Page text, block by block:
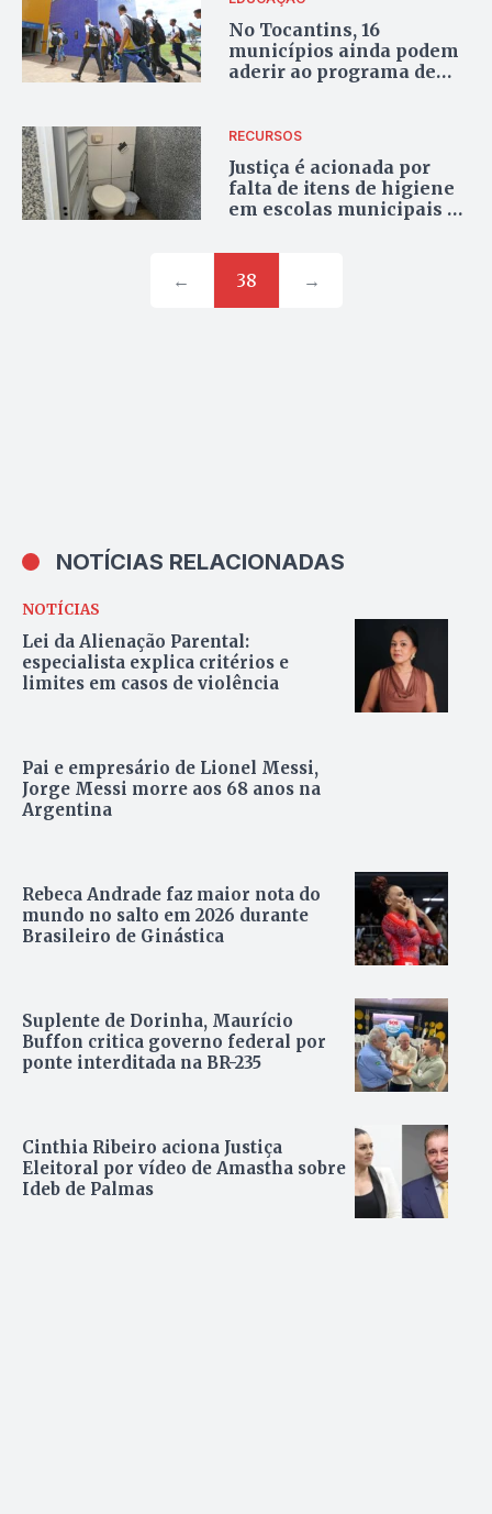
No Tocantins, 16
municípios ainda podem
aderir ao programa de
RECURSOS
Justiça é acionada por
falta de itens de higiene
em escolas municipais de
← 38 →
NOTÍCIAS RELACIONADAS
NOTÍCIAS
Lei da Alienação Parental:
especialista explica critérios e
limites em casos de violência
Pai e empresário de Lionel Messi,
Jorge Messi morre aos 68 anos na
Argentina
Rebeca Andrade faz maior nota do
mundo no salto em 2026 durante
Brasileiro de Ginástica
Suplente de Dorinha, Maurício
Buffon critica governo federal por
ponte interditada na BR-235
Cinthia Ribeiro aciona Justiça
Eleitoral por vídeo de Amastha sobre
Ideb de Palmas